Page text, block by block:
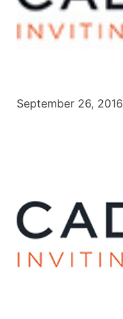
September 26, 2016